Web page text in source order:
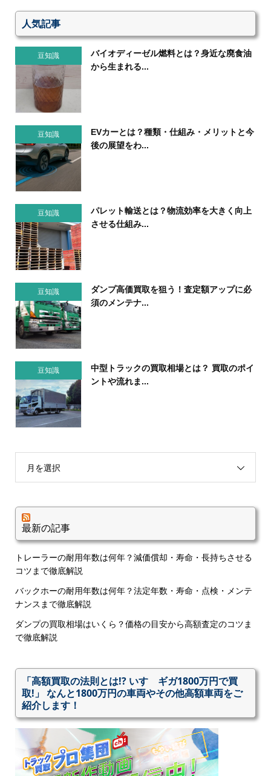
人気記事
豆知識
バイオディーゼル燃料とは？身近な廃食油
から生まれる...
豆知識
EVカーとは？種類・仕組み・メリットと今
後の展望をわ...
豆知識
パレット輸送とは？物流効率を大きく向上
させる仕組み...
豆知識
ダンプ高価買取を狙う！査定額アップに必
須のメンテナ...
豆知識
中型トラックの買取相場とは？ 買取のポイ
ントや流れま...
月を選択
最新の記事
トレーラーの耐用年数は何年？減価償却・寿命・長持ちさせる
コツまで徹底解説
バックホーの耐用年数は何年？法定年数・寿命・点検・メンテ
ナンスまで徹底解説
ダンプの買取相場はいくら？価格の目安から高額査定のコツま
で徹底解説
「高額買取の法則とは!? いすゞギガ1800万円で買
取!」 なんと1800万円の車両やその他高額車両をご
紹介します！